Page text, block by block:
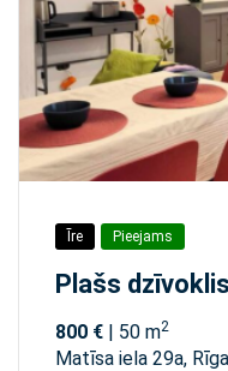
Īre Pieejams
Plašs
800 € | 50 m2
Matīsa iela 29а,